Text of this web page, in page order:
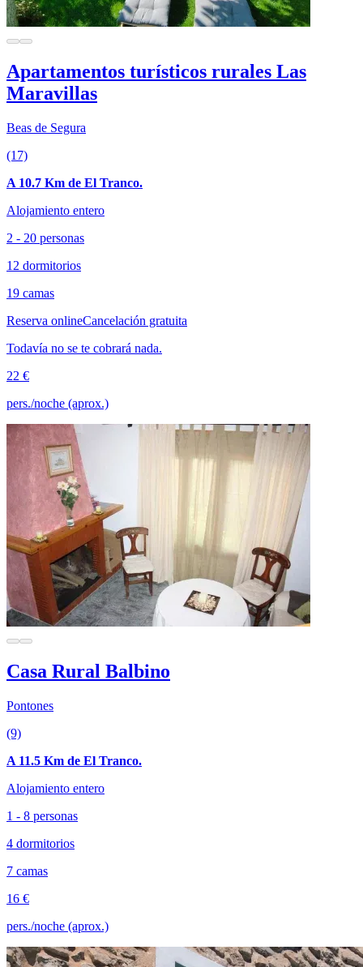
Apartamentos turísticos rurales Las
Maravillas
Beas de Segura
(17)
A 10.7 Km de El Tranco.
Alojamiento entero
2 - 20 personas
12 dormitorios
19 camas
Reserva onlineCancelación gratuita
Todavía no se te cobrará nada.
22 €
pers./noche (aprox.)
Casa Rural Balbino
Pontones
(9)
A 11.5 Km de El Tranco.
Alojamiento entero
1 - 8 personas
4 dormitorios
7 camas
16 €
pers./noche (aprox.)